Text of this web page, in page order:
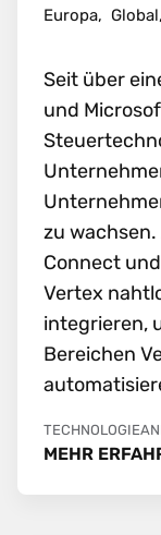
Europa, Global,
Seit über
und
zu
Connect
Vertex
integrieren,
Bereichen
MEHR